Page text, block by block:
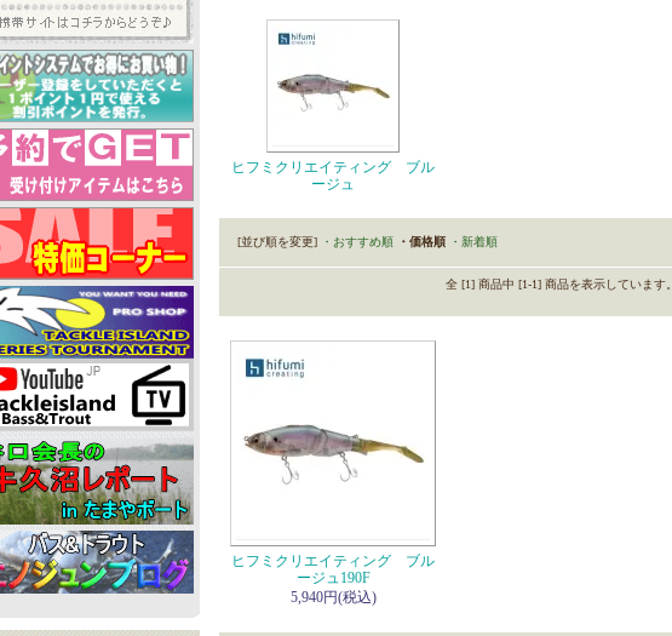
ヒフミクリエイティング ブル
ージュ
[並び順を変更] ・おすすめ順 ・価格順 ・新着順
全 [1] 商品中 [1-1] 商品を表示しています。
ヒフミクリエイティング ブル
ージュ190F
5,940円(税込)